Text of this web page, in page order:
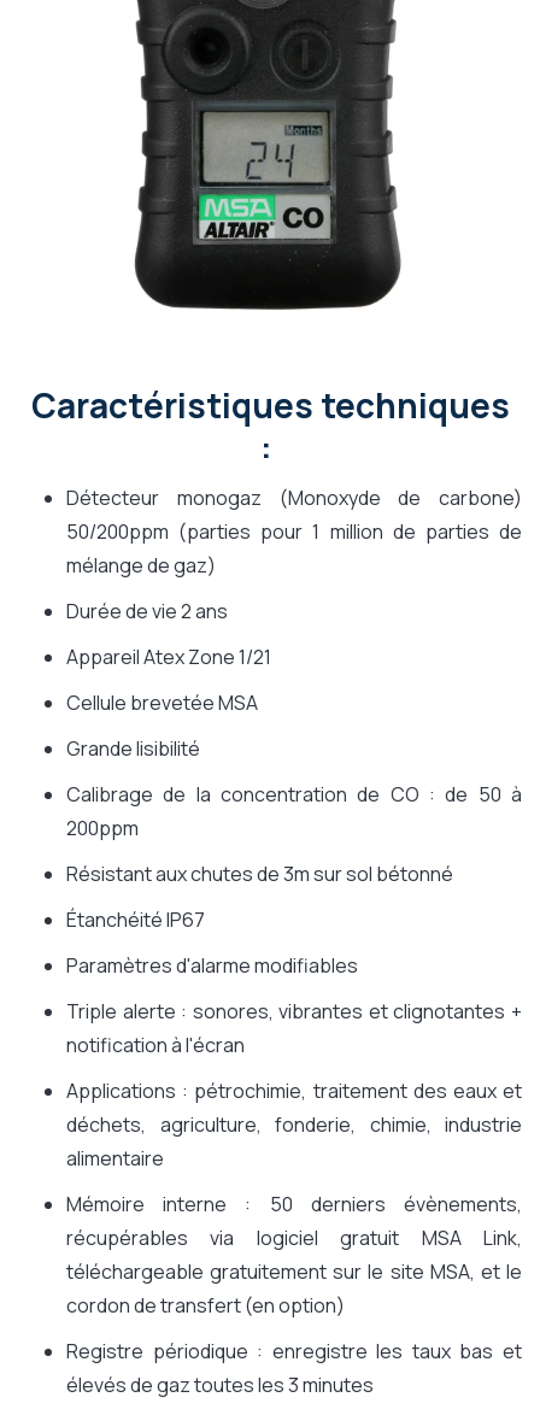
Caractéristiques techniques
:
Détecteur monogaz (Monoxyde de carbone)
50/200ppm (parties pour 1 million de parties de
mélange de gaz)
Durée de vie 2 ans
Appareil Atex Zone 1/21
Cellule brevetée MSA
Grande lisibilité
Calibrage de la concentration de CO : de 50 à
200ppm
Résistant aux chutes de 3m sur sol bétonné
Étanchéité IP67
Paramètres d'alarme modifiables
Triple alerte : sonores, vibrantes et clignotantes +
notification à l'écran
Applications : pétrochimie, traitement des eaux et
déchets, agriculture, fonderie, chimie, industrie
alimentaire
Mémoire interne : 50 derniers évènements,
récupérables via logiciel gratuit MSA Link,
téléchargeable gratuitement sur le site MSA, et le
cordon de transfert (en option)
Registre périodique : enregistre les taux bas et
élevés de gaz toutes les 3 minutes